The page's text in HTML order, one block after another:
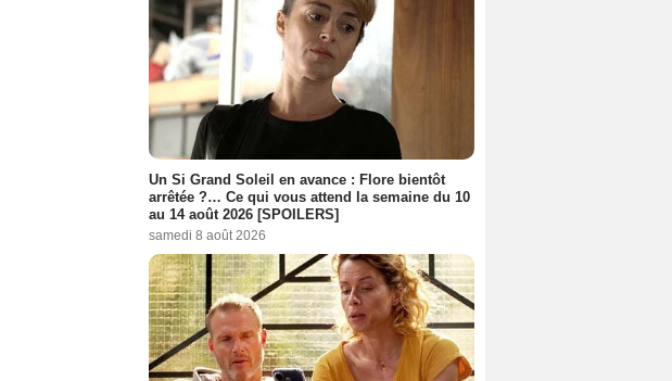
Un Si Grand Soleil en avance : Flore bientôt
arrêtée ?… Ce qui vous attend la semaine du 10
au 14 août 2026 [SPOILERS]
samedi 8 août 2026